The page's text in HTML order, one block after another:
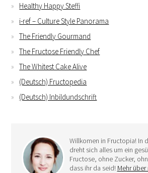
Healthy Happy Steffi
i-ref – Culture Style Panorama
The Friendly Gourmand
The Fructose Friendly Chef
The Whitest Cake Alive
(Deutsch) Fructopedia
(Deutsch) Inbildundschrift
Willkomen in Fructopia! In
dreht sich alles um ein
Fructose, ohne Zucker,
dass ihr da seid! Mehr